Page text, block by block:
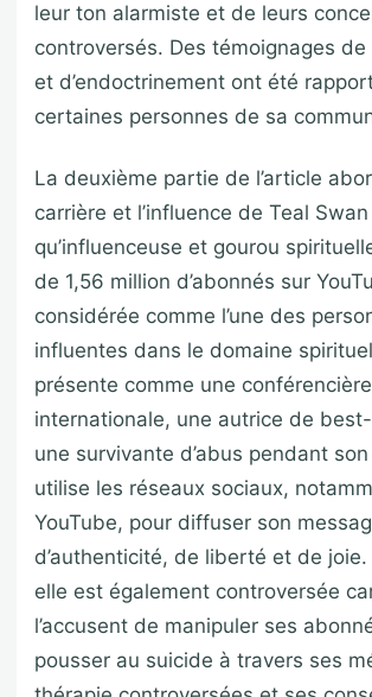
leur ton alarmiste et de leurs
controversés. Des témoignages
et d’endoctrinement ont été
certaines personnes de sa
La deuxième partie de l’article
carrière et l’influence de Teal
qu’influenceuse et gourou
de 1,56 million d’abonnés sur
considérée comme l’une des
influentes dans le domaine
présente comme une conférencière
internationale, une autrice de
une survivante d’abus pendant
utilise les réseaux sociaux,
YouTube, pour diffuser son
d’authenticité, de liberté et de
elle est également controversée
l’accusent de manipuler ses
pousser au suicide à travers ses